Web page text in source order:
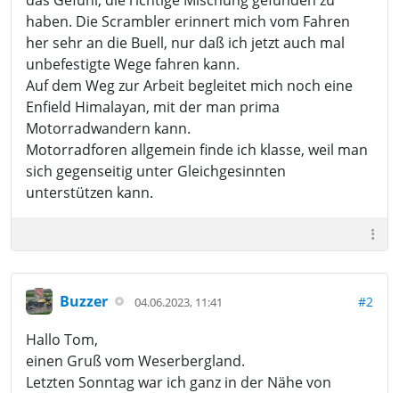
haben. Die Scrambler erinnert mich vom Fahren
her sehr an die Buell, nur daß ich jetzt auch mal
unbefestigte Wege fahren kann.
Auf dem Weg zur Arbeit begleitet mich noch eine
Enfield Himalayan, mit der man prima
Motorradwandern kann.
Motorradforen allgemein finde ich klasse, weil man
sich gegenseitig unter Gleichgesinnten
unterstützen kann.
Buzzer 04.06.2023, 11:41 #2
Hallo Tom,
einen Gruß vom Weserbergland.
Letzten Sonntag war ich ganz in der Nähe von